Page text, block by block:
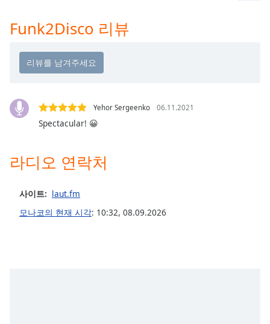
Chapters
Descriptions
off
,
selected
subtitles
opens
settings
Funk2Disco 리뷰
Yehor Sergeenko 06.11.2021
Spectacular! 😀
라디오 연락처
사이트: laut.fm
모나코의 현재 시각: 10:32, 08.09.2026